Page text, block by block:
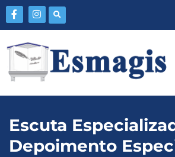
Escuta
Depoimento